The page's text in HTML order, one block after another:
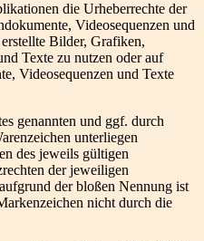
die Urheberrechte der
Videosequenzen und
Bilder, Grafiken,
Texte zu nutzen oder auf
Videosequenzen und Texte
genannten und ggf. durch
unterliegen
des jeweils gültigen
der jeweiligen
der bloßen Nennung ist
nicht durch die